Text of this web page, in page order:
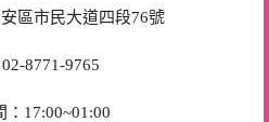
區市民大道四段76號
8771-9765
：17:00~01:00